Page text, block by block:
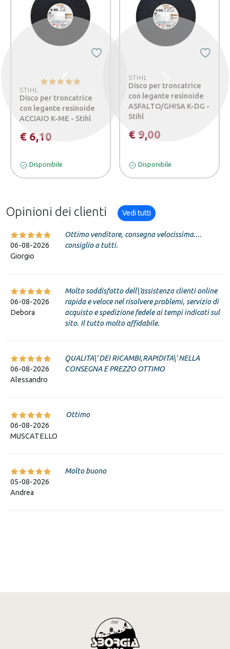
STIHL
Disco per troncatrice
con legante resinoide
ACCIAIO K-ME - Stihl
€ 6,10
Disponibile
STIHL
Disco per troncatrice
con legante resinoide
ASFALTO/GHISA K-DG -
Stihl
€ 9,00
Disponibile
Precedente Successivo
Opinioni dei clienti Vedi tutti
06-08-2026
Giorgio
Ottimo venditore, consegna velocissima....
consiglio a tutti.
06-08-2026
Debora
Molto soddisfatto dell\'assistenza clienti online
rapida e veloce nel risolvere problemi, servizio di
acquisto e spedizione fedele ai tempi indicati sul
sito. Il tutto molto affidabile.
06-08-2026
Alessandro
QUALITA\' DEI RICAMBI,RAPIDITA\' NELLA
CONSEGNA E PREZZO OTTIMO
06-08-2026
MUSCATELLO
Ottimo
05-08-2026
Andrea
Molto buono